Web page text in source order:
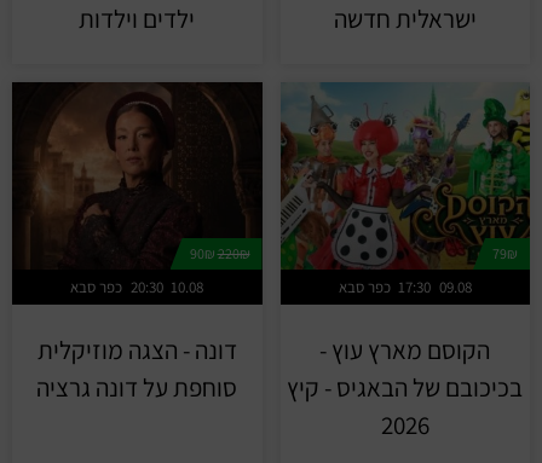
ישראלית חדשה
ילדים וילדות
79₪
כפר סבא 17:30 09.08
הקוסם מארץ עוץ -
בכיכובם של הבאגיס - קיץ
2026
220₪
90₪
כפר סבא 20:30 10.08
דונה - הצגה מוזיקלית
סוחפת על דונה גרציה